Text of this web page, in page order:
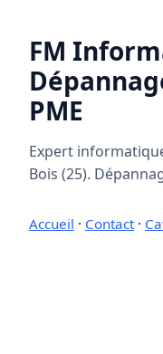
FM
PME
Expert
Bois (25).
Accueil · Contact·